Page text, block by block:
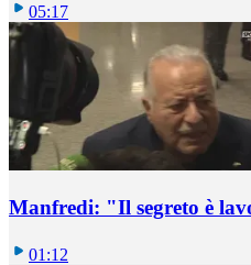
05:17
Manfredi: "Il segreto è
01:12